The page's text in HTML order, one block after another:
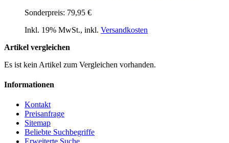
Sonderpreis: 79,95 €
Inkl. 19% MwSt., inkl. Versandkosten
Artikel vergleichen
Es ist kein Artikel zum Vergleichen vorhanden.
Informationen
Kontakt
Preisanfrage
Sitemap
Beliebte Suchbegriffe